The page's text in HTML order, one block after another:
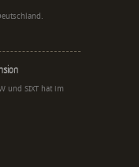
und SIXT hat im